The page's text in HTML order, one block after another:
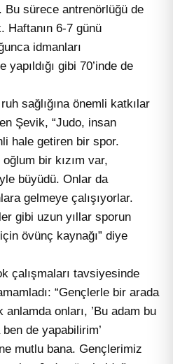
Bu sürece antrenörlüğü de
Haftanın 6-7 günü
idmanları
gibi 70’inde de
sağlığına önemli katkılar
Şevik, “Judo, insan
hale getiren bir spor.
bir kızım var,
büyüdü. Onlar da
gelmeye çalışıyorlar.
gibi uzun yıllar sporun
övünç kaynağı” diye
çalışmaları tavsiyesinde
“Gençlerle bir arada
onları, ’Bu adam bu
de yapabilirim’
mutlu bana. Gençlerimiz